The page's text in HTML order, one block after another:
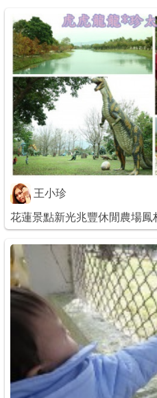
最新消息
最新留言
商家合作
推薦景點
討論區
聯絡我們
APP下載
王小珍
花蓮景點新光兆豐休閒農場鳳